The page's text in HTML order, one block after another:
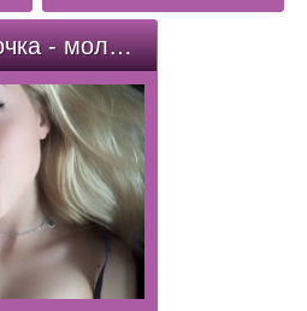
Алиночка - молоденькая шкура